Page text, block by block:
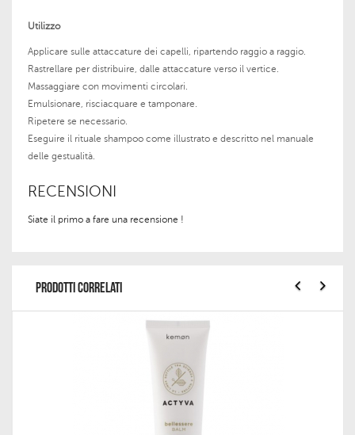
Utilizzo
Applicare sulle attaccature dei capelli, ripartendo raggio a raggio.
Rastrellare per distribuire, dalle attaccature verso il vertice.
Massaggiare con movimenti circolari.
Emulsionare, risciacquare e tamponare.
Ripetere se necessario.
Eseguire il rituale shampoo come illustrato e descritto nel manuale
delle gestualità.
RECENSIONI
Siate il primo a fare una recensione !
PRODOTTI CORRELATI